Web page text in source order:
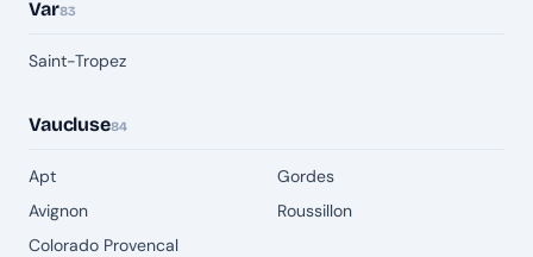
Var83
Saint-Tropez
Vaucluse84
Apt
Avignon
Colorado Provencal
Gordes
Roussillon